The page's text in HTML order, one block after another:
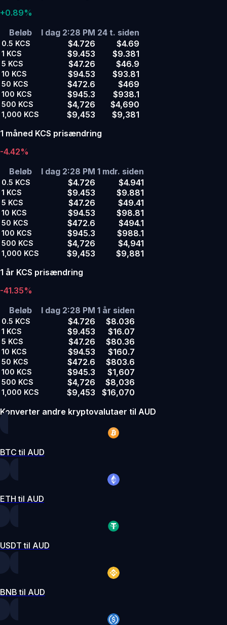
+0.89%
Beløb
I dag 2:28 PM 24 t. siden
0.5 KCS $4.726 $4.69
1 KCS $9.453 $9.381
5 KCS $47.26 $46.9
10 KCS $94.53 $93.81
50 KCS $472.6 $469
100 KCS $945.3 $938.1
500 KCS $4,726 $4,690
1,000 KCS $9,453
$9,381
1 måned KCS prisændring
-4.42%
Beløb
I dag 2:28 PM 1 mdr. siden
0.5 KCS $4.726 $4.941
1 KCS $9.453 $9.881
5 KCS $47.26 $49.41
10 KCS $94.53 $98.81
50 KCS $472.6 $494.1
100 KCS $945.3 $988.1
500 KCS $4,726 $4,941
1,000 KCS $9,453
$9,881
1 år KCS prisændring
-41.35%
Beløb
I dag 2:28 PM 1 år siden
0.5 KCS $4.726 $8.036
1 KCS $9.453 $16.07
5 KCS $47.26 $80.36
10 KCS $94.53 $160.7
50 KCS $472.6 $803.6
100 KCS $945.3 $1,607
500 KCS $4,726 $8,036
1,000 KCS $9,453
$16,070
Konverter andre kryptovalutaer til AUD
BTC til AUD
ETH til AUD
USDT til AUD
BNB til AUD